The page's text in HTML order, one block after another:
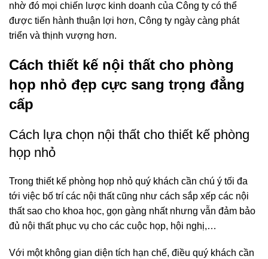
nhờ đó mọi chiến lược kinh doanh của Công ty có thể
được tiến hành thuận lợi hơn, Công ty ngày càng phát
triển và thịnh vượng hơn.
Cách thiết kế nội thất cho phòng
họp nhỏ đẹp cực sang trọng đẳng
cấp
Cách lựa chọn nội thất cho thiết kế phòng
họp nhỏ
Trong thiết kế phòng họp nhỏ quý khách cần chú ý tối đa
tới việc bố trí các nội thất cũng như cách sắp xếp các nội
thất sao cho khoa học, gọn gàng nhất nhưng vẫn đảm bảo
đủ nội thất phục vụ cho các cuộc họp, hội nghị,…
Với một không gian diện tích hạn chế, điều quý khách cần